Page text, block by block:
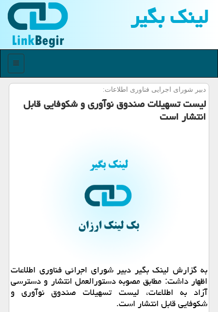
لینك بگیر
منو
دبیر شورای اجرایی فناوری اطلاعات:
لیست تسهیلات صندوق نوآوری و شكوفایی قابل
انتشار است
به گزارش لینک بگیر دبیر شورای اجرائی فناوری اطلاعات
اظهار داشت: مطابق مصوبه دستورالعمل انتشار و دسترسی
آزاد به اطلاعات، لیست تسهیلات صندوق نوآوری و
شکوفایی قابل انتشار است.